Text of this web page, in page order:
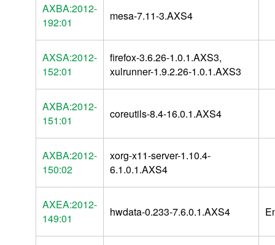
AXBA:2012-
192:01
mesa-7.11-3.AXS4
AXSA:2012-
152:01
firefox-3.6.26-1.0.1.AXS3,
xulrunner-1.9.2.26-1.0.1.AXS3
AXBA:2012-
151:01
coreutils-8.4-16.0.1.AXS4
AXBA:2012-
150:02
xorg-x11-server-1.10.4-
6.1.0.1.AXS4
AXEA:2012-
149:01
hwdata-0.233-7.6.0.1.AXS4